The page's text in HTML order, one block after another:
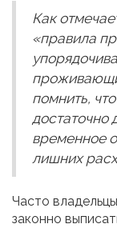
Как
«правила
помнить,
достаточно
временное
лишних
Часто
законно